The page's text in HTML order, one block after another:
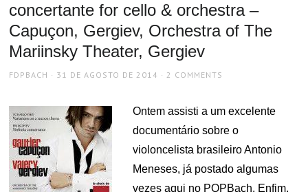
concertante for cello & orchestra –
Capuçon, Gergiev, Orchestra of The
Mariinsky Theater, Gergiev
AUTHOR
FDPBACH
POSTED
31 DE AGOSTO DE 2014 2 COMMENTS
Ontem assisti a um excelente
documentário sobre o
violoncelista brasileiro Antonio
Meneses, já postado algumas
vezes aqui no PQPBach. Enfim,